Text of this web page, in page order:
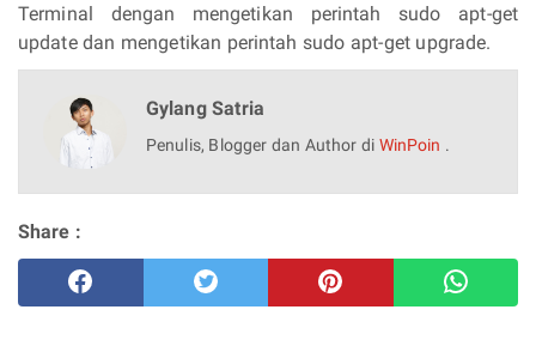
Terminal dengan mengetikan perintah sudo apt-get
update dan mengetikan perintah sudo apt-get upgrade.
Gylang Satria
Penulis, Blogger dan Author di WinPoin .
Share :